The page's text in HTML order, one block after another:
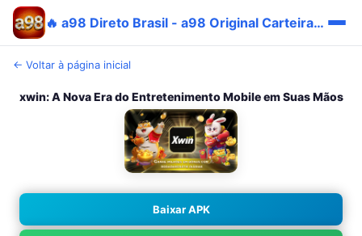
🔥 a98 Direto Brasil - a98 Original Carteira Grátis ✅
← Voltar à página inicial
xwin: A Nova Era do Entretenimento Mobile em Suas Mãos
Baixar APK